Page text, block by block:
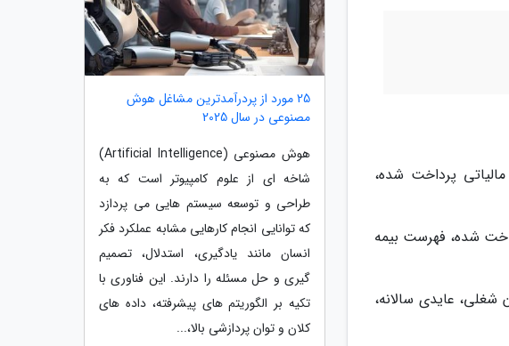
پرداخت شده،
شده، فهرست بیمه
شغلی، عایدی سالانه،
25 مورد از پردرآمدترین مشاغل هوش
مصنوعی در سال 2025
هوش مصنوعی (Artificial Intelligence)
شاخه ای از علوم کامپیوتر است که به
طراحی و توسعه سیستم هایی می پردازد
که توانایی انجام کارهایی مشابه عملکرد فکر
انسان مانند یادگیری، استدلال، تصمیم
گیری و حل مسئله را دارند. این فناوری با
تکیه بر الگوریتم های پیشرفته، داده های
کلان و توان پردازشی بالا،...